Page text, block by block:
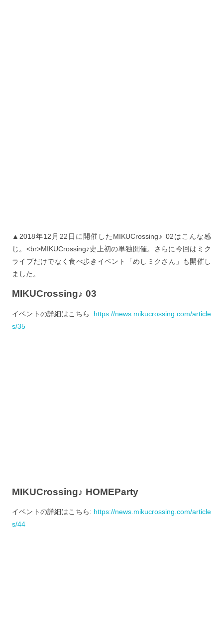
▲2018年12月22日に開催したMIKUCrossing♪ 02はこんな感
じ。<br>MIKUCrossing♪史上初の単独開催。さらに今回はミク
ライブだけでなく食べ歩きイベント「めしミクさん」も開催し
ました。
MIKUCrossing♪ 03
イベントの詳細はこちら: https://news.mikucrossing.com/article
s/35
MIKUCrossing♪ HOMEParty
イベントの詳細はこちら: https://news.mikucrossing.com/article
s/44